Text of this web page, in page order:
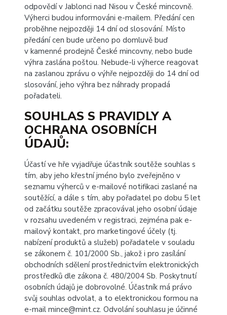
odpovědí v Jablonci nad Nisou v České mincovně.
Výherci budou informováni e-mailem. Předání cen
proběhne nejpozději 14 dní od slosování. Místo
předání cen bude určeno po domluvě buď
v kamenné prodejně České mincovny, nebo bude
výhra zaslána poštou. Nebude-li výherce reagovat
na zaslanou zprávu o výhře nejpozději do 14 dní od
slosování, jeho výhra bez náhrady propadá
pořadateli.
SOUHLAS S PRAVIDLY A
OCHRANA OSOBNÍCH
ÚDAJŮ:
Účastí ve hře vyjadřuje účastník soutěže souhlas s
tím, aby jeho křestní jméno bylo zveřejněno v
seznamu výherců v e-mailové notifikaci zaslané na
soutěžící, a dále s tím, aby pořadatel po dobu 5 let
od začátku soutěže zpracovával jeho osobní údaje
v rozsahu uvedeném v registraci, zejména pak e-
mailový kontakt, pro marketingové účely (tj.
nabízení produktů a služeb) pořadatele v souladu
se zákonem č. 101/2000 Sb., jakož i pro zasílání
obchodních sdělení prostřednictvím elektronických
prostředků dle zákona č. 480/2004 Sb. Poskytnutí
osobních údajů je dobrovolné. Účastník má právo
svůj souhlas odvolat, a to elektronickou formou na
e-mail mince@mint.cz. Odvolání souhlasu je účinné